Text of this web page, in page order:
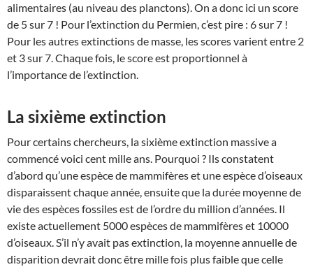
alimentaires (au niveau des planctons). On a donc ici un score
de 5 sur 7 ! Pour l’extinction du Permien, c’est pire : 6 sur 7 !
Pour les autres extinctions de masse, les scores varient entre 2
et 3 sur 7. Chaque fois, le score est proportionnel à
l’importance de l’extinction.
La sixième extinction
Pour certains chercheurs, la sixième extinction massive a
commencé voici cent mille ans. Pourquoi ? Ils constatent
d’abord qu’une espèce de mammifères et une espèce d’oiseaux
disparaissent chaque année, ensuite que la durée moyenne de
vie des espèces fossiles est de l’ordre du million d’années. Il
existe actuellement 5000 espèces de mammifères et 10000
d’oiseaux. S’il n’y avait pas extinction, la moyenne annuelle de
disparition devrait donc être mille fois plus faible que celle